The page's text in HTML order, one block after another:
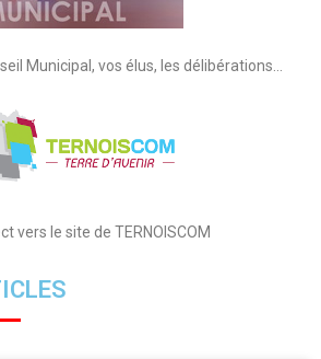
Municipal, vos élus, les délibérations…
vers le site de TERNOISCOM